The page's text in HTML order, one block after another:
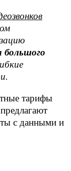
большого
тарифы
с данными и